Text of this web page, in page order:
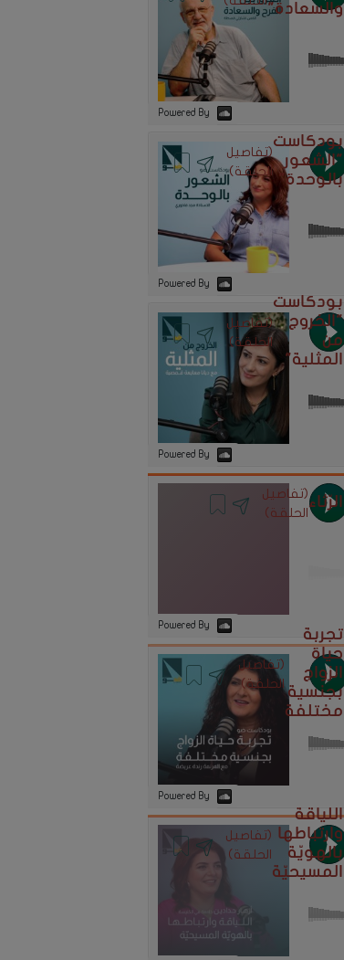
والسعادة"
Powered By
بودكاست
"الشعور
بالوحدة"
(تفاصيل
الحلقة)
Powered By
بودكاست
"الخروج
من
المثلية"
(تفاصيل
الحلقة)
Powered By
الرّثاء
(تفاصيل
الحلقة)
Powered By
تجربة
حياة
الزواج
بجنسية
مختلفة
(تفاصيل
الحلقة)
Powered By
اللياقة
وارتباطها
بالهويّة
المسيحيّة
(تفاصيل
الحلقة)